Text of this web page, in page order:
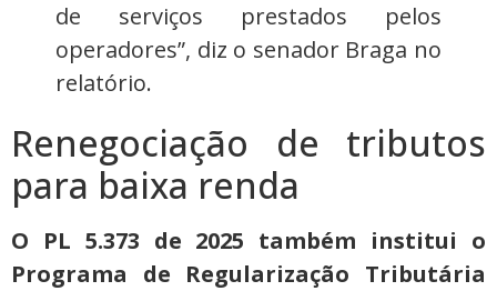
de serviços prestados pelos
operadores”, diz o senador Braga no
relatório.
Renegociação de tributos
para baixa renda
O PL 5.373 de 2025 também institui o
Programa de Regularização Tributária